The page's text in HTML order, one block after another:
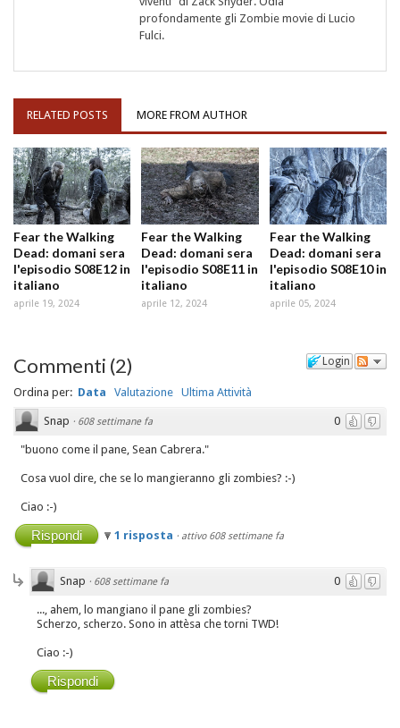
profondamente gli Zombie movie di Lucio
Fulci.
RELATED POSTS MORE FROM AUTHOR
Fear the Walking
Dead: domani sera
l'episodio S08E12 in
italiano
aprile 19, 2024
Fear the Walking
Dead: domani sera
l'episodio S08E11 in
italiano
aprile 12, 2024
Fear the Walking
Dead: domani sera
l'episodio S08E10 in
italiano
aprile 05, 2024
Login
Commenti (2)
Ordina per: Data Valutazione Ultima Attività
0
Snap · 608 settimane fa
"buono come il pane, Sean Cabrera."
Cosa vuol dire, che se lo mangieranno gli zombies? :-)
Ciao :-)
Rispondi 1 risposta · attivo 608 settimane fa
0
Snap · 608 settimane fa
..., ahem, lo mangiano il pane gli zombies?
Scherzo, scherzo. Sono in attèsa che torni TWD!
Ciao :-)
Rispondi